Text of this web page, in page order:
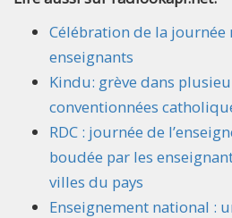
Célébration de la journée
enseignants
Kindu: grève dans
conventionnées
RDC : journée de
boudée par les
villes du pays
Enseignement national :